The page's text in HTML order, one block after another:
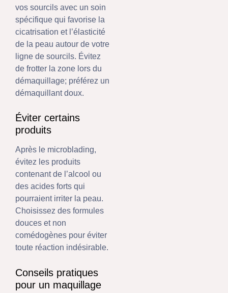
vos sourcils avec un soin
spécifique qui favorise la
cicatrisation et l’élasticité
de la peau autour de votre
ligne de sourcils. Évitez
de frotter la zone lors du
démaquillage; préférez un
démaquillant doux.
Éviter certains
produits
Après le microblading,
évitez les produits
contenant de l’alcool ou
des acides forts qui
pourraient irriter la peau.
Choisissez des formules
douces et non
comédogènes pour éviter
toute réaction indésirable.
Conseils pratiques
pour un maquillage